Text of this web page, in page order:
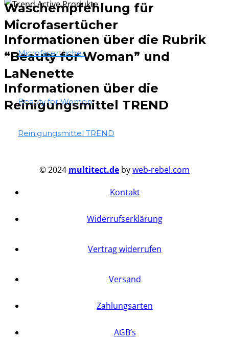
Waschempfehlung für
Microfasertücher
Microfasertücher
Informationen über die Rubrik
“Beauty for Woman” und
LaNenette
Beauty for Women
Informationen über die
Reinigungsmittel TREND
Reinigungsmittel TREND
© 2024 multitect.de byweb-rebel.com
Kontakt
Widerrufserklärung
Vertrag widerrufen
Versand
Zahlungsarten
AGB’s